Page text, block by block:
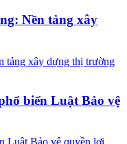
Nền tảng xây
biến Luật Bảo vệ